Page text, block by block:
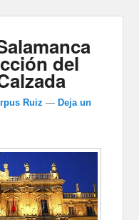
del
Ruiz —Deja un